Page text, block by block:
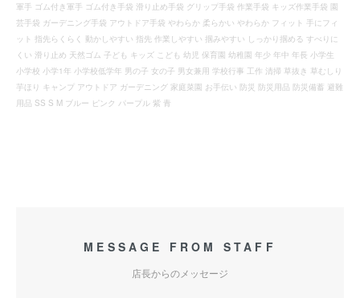
軍手 ゴム付き軍手 ゴム付き手袋 滑り止め手袋 グリップ手袋 作業手袋 キッズ作業手袋 園
芸手袋 ガーデニング手袋 アウトドア手袋 やわらか 柔らかい やわらか フィット 手にフィ
ット 指先らくらく 動かしやすい 指先 作業しやすい 掴みやすい しっかり掴める すべりに
くい 滑り止め 天然ゴム 子ども キッズ こども 幼児 保育園 幼稚園 年少 年中 年長 小学生
小学校 小学1年 小学校低学年 男の子 女の子 男女兼用 学校行事 工作 清掃 草抜き 草むしり
芋ほり キャンプ アウトドア ガーデニング 家庭菜園 お手伝い 防災 防災用品 防災備蓄 避難
用品 SS S M ブルー ピンク パープル 紫 青
MESSAGE FROM STAFF
店長からのメッセージ